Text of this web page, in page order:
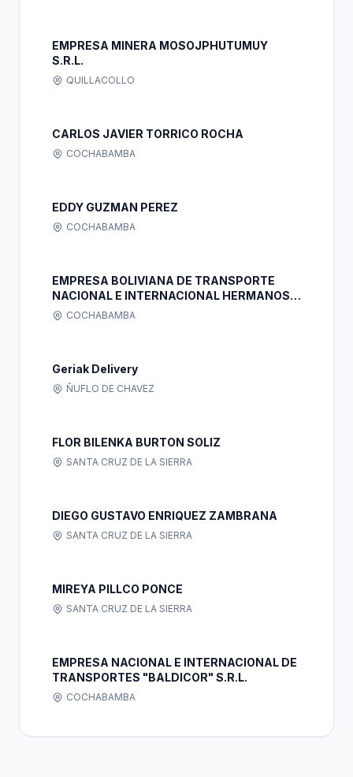
EMPRESA MINERA MOSOJPHUTUMUY
S.R.L.
QUILLACOLLO
CARLOS JAVIER TORRICO ROCHA
COCHABAMBA
EDDY GUZMAN PEREZ
COCHABAMBA
EMPRESA BOLIVIANA DE TRANSPORTE
NACIONAL E INTERNACIONAL HERMANOS
"JUNIORLUIS S.R.L."
COCHABAMBA
Geriak Delivery
ÑUFLO DE CHAVEZ
FLOR BILENKA BURTON SOLIZ
SANTA CRUZ DE LA SIERRA
DIEGO GUSTAVO ENRIQUEZ ZAMBRANA
SANTA CRUZ DE LA SIERRA
MIREYA PILLCO PONCE
SANTA CRUZ DE LA SIERRA
EMPRESA NACIONAL E INTERNACIONAL DE
TRANSPORTES "BALDICOR" S.R.L.
COCHABAMBA